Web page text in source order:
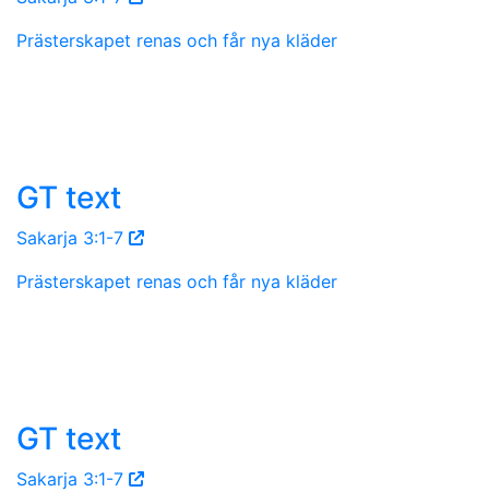
Prästerskapet renas och får nya kläder
GT text
Sakarja 3:1-7
Prästerskapet renas och får nya kläder
GT text
Sakarja 3:1-7